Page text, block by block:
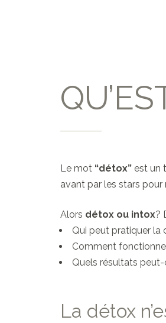
Le mot “détox” est un
avant par les stars pour
Alors détox ou intox?
Qui peut pratiquer la
Comment
Quels résultats
La détox